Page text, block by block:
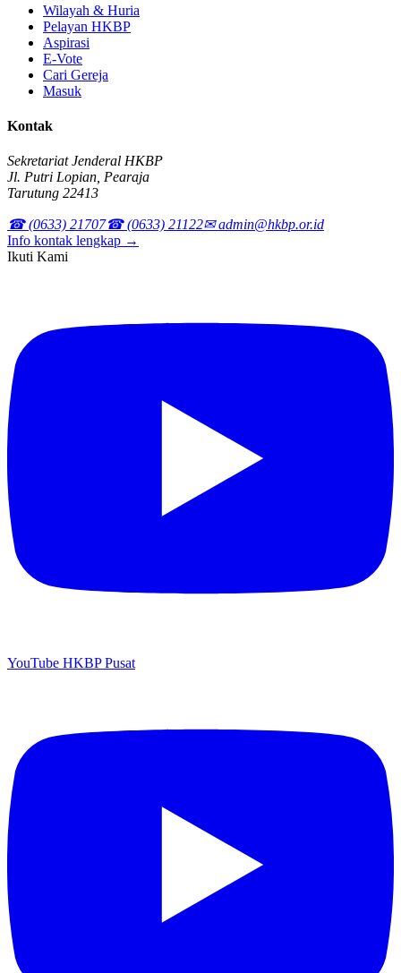
Wilayah & Huria
Pelayan HKBP
Aspirasi
E-Vote
Cari Gereja
Masuk
Kontak
Sekretariat Jenderal HKBP
Jl. Putri Lopian, Pearaja
Tarutung 22413
☎ (0633) 21707☎ (0633) 21122✉ admin@hkbp.or.id
Info kontak lengkap →
Ikuti Kami
YouTube HKBP Pusat